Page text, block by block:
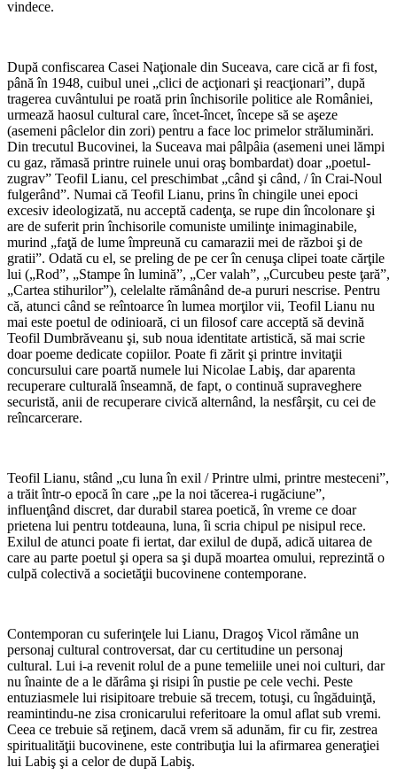
vindece.
După confiscarea Casei Naţionale din Suceava, care cică ar fi fost,
până în 1948, cuibul unei „clici de acţionari şi reacţionari”, după
tragerea cuvântului pe roată prin închisorile politice ale României,
urmează haosul cultural care, încet-încet, începe să se aşeze
(asemeni pâclelor din zori) pentru a face loc primelor străluminări.
Din trecutul Bucovinei, la Su­ceava mai pâlpâia (asemeni unei lămpi
cu gaz, rămasă printre ruinele unui oraş bombardat) doar „poetul-
zugrav” Teofil Lianu, cel preschimbat „când şi când, / în Crai-Noul
fulgerând”. Numai că Teofil Lianu, prins în chingile unei epoci
excesiv ideologizată, nu acceptă cadenţa, se rupe din încolonare şi
are de suferit prin închisorile comuniste umilinţe inimaginabile,
murind „faţă de lume împreună cu camarazii mei de război şi de
gratii”. Odată cu el, se preling de pe cer în cenuşa clipei toate cărţile
lui („Rod”, „Stampe în lumină”, „Cer valah”, „Curcubeu peste ţară”,
„Cartea stihurilor”), celelalte rămânând de-a pururi nescrise. Pentru
că, atunci când se reîntoarce în lumea morţilor vii, Teofil Lianu nu
mai este poetul de odinioară, ci un filosof care acceptă să devină
Teofil Dumbrăveanu şi, sub noua identitate artistică, să mai scrie
doar poeme dedicate copiilor. Poate fi zărit şi printre invitaţii
concursului care poartă numele lui Nicolae Labiş, dar aparenta
recuperare culturală înseamnă, de fapt, o continuă supraveghere
securistă, anii de recuperare civică alternând, la nesfârşit, cu cei de
reîncarcerare.
Teofil Lianu, stând „cu luna în exil / Printre ulmi, printre mesteceni”,
a trăit într-o epocă în care „pe la noi tăcerea-i rugăciune”,
influenţând discret, dar durabil starea poetică, în vreme ce doar
prietena lui pentru totdeauna, luna, îi scria chipul pe nisipul rece.
Exilul de atunci poate fi iertat, dar exilul de după, adică uitarea de
care au parte poetul şi opera sa şi după moartea omului, reprezintă o
culpă colectivă a societăţii bucovinene contemporane.
Contemporan cu suferinţele lui Lianu, Dragoş Vicol rămâne un
personaj cultural controversat, dar cu certitudine un personaj
cultural. Lui i-a revenit rolul de a pune temeliile unei noi culturi, dar
nu înainte de a le dărâma şi risipi în pustie pe cele vechi. Peste
entuziasmele lui risipitoare trebuie să trecem, totuşi, cu îngăduinţă,
reamintindu-ne zisa cronicarului referitoare la omul aflat sub vremi.
Ceea ce trebuie să reţinem, dacă vrem să adunăm, fir cu fir, zestrea
spiritualităţii bucovinene, este contribuţia lui la afirmarea generaţiei
lui Labiş şi a celor de după Labiş.